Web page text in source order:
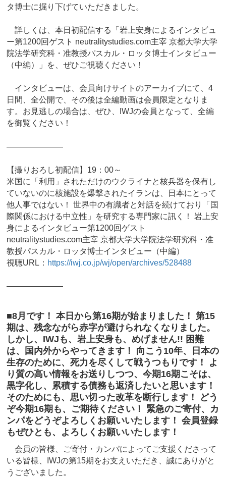
タ博士に掘り下げていただきました。
詳しくは、本日初配信する「岩上安身によるインタビュ
ー第1200回ゲスト neutralitystudies.com主宰 京都大学大学
院法学研究科・准教授パスカル・ロッタ博士インタビュー
（中編）」を、ぜひご視聴ください！
インタビューは、会員向けサイトのアーカイブにて、4
日間、全公開で、その後は全編動画は会員限定となりま
す。お見逃しの場合は、ぜひ、IWJの会員となって、全編
を御覧ください！
―――――――
【撮りおろし初配信】19：00～
米国に「利用」されただけのウクライナと核兵器を保有し
ていないのに核施設を爆撃されたイランは、日本にとって
他人事ではない！ 世界中の有識者と対話を続けており「国
際関係における中立性」を研究する専門家に訊く！ 岩上安
身によるインタビュー第1200回ゲスト
neutralitystudies.com主宰 京都大学大学院法学研究科・准
教授パスカル・ロッタ博士インタビュー（中編）
視聴URL： https://iwj.co.jp/wj/open/archives/528488
―――――――
■8月です！ 本日から第16期が始まりました！ 第15
期は、残念ながら赤字が避けられなくなりました。
しかし、IWJも、岩上安身も、めげません!! 困難
は、国内外からやってきます！ 向こう10年、日本の
生存のために、死力を尽くして戦うつもりです！ よ
り質の高い情報をお送りしつつ、今期16期こそは、
黒字化し、累積する債務も返済したいと思います！
そのためにも、思い切った改革を断行します！ どう
ぞ今期16期も、ご期待ください！ 緊急のご寄付、カ
ンパをどうぞよろしくお願いいたします！ 会員登録
もぜひとも、よろしくお願いいたします！
会員の皆様、ご寄付・カンパによってご支援くださって
いる皆様、IWJの第15期をお支えいただき、誠にありがと
うございました。